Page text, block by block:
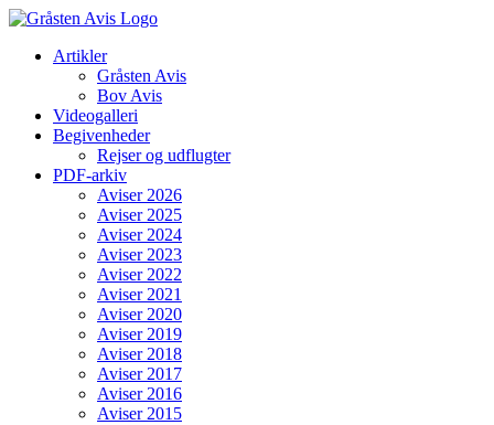
Skip
contentArtikler
Gråsten Avis
Bov Avis
Videogalleri
Begivenheder
Rejser og udflugter
PDF-arkiv
Aviser 2026
Aviser 2025
Aviser 2024
Aviser 2023
Aviser 2022
Aviser 2021
Aviser 2020
Aviser 2019
Aviser 2018
Aviser 2017
Aviser 2016
Aviser 2015